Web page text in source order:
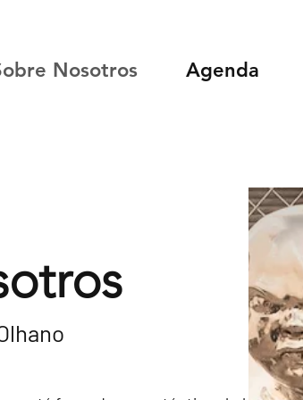
Nosotros Agenda